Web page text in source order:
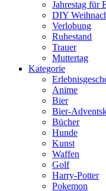
Jahrestag für
DIY
Verlobung
Ruhestand
Trauer
Muttertag
Kategorie
Anime
Bier
Bier-
Bücher
Hunde
Kunst
Waffen
Golf
Harry-Potter
Pokemon